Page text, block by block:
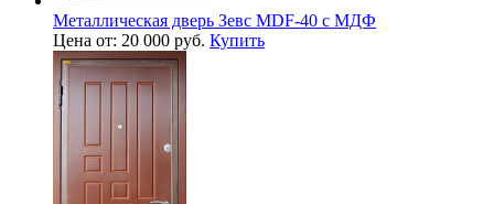
Металлическая дверь Зевс MDF-40 с МДФ
Цена от: 20 000 руб. Купить